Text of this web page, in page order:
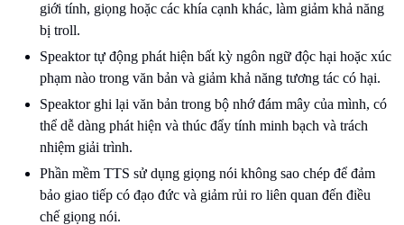
giới tính, giọng hoặc các khía cạnh khác, làm giảm khả năng
bị troll.
Speaktor tự động phát hiện bất kỳ ngôn ngữ độc hại hoặc xúc
phạm nào trong văn bản và giảm khả năng tương tác có hại.
Speaktor ghi lại văn bản trong bộ nhớ đám mây của mình, có
thể dễ dàng phát hiện và thúc đẩy tính minh bạch và trách
nhiệm giải trình.
Phần mềm TTS sử dụng giọng nói không sao chép để đảm
bảo giao tiếp có đạo đức và giảm rủi ro liên quan đến điều
chế giọng nói.